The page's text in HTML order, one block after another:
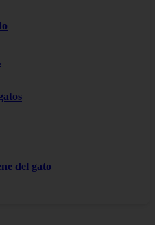
del gato